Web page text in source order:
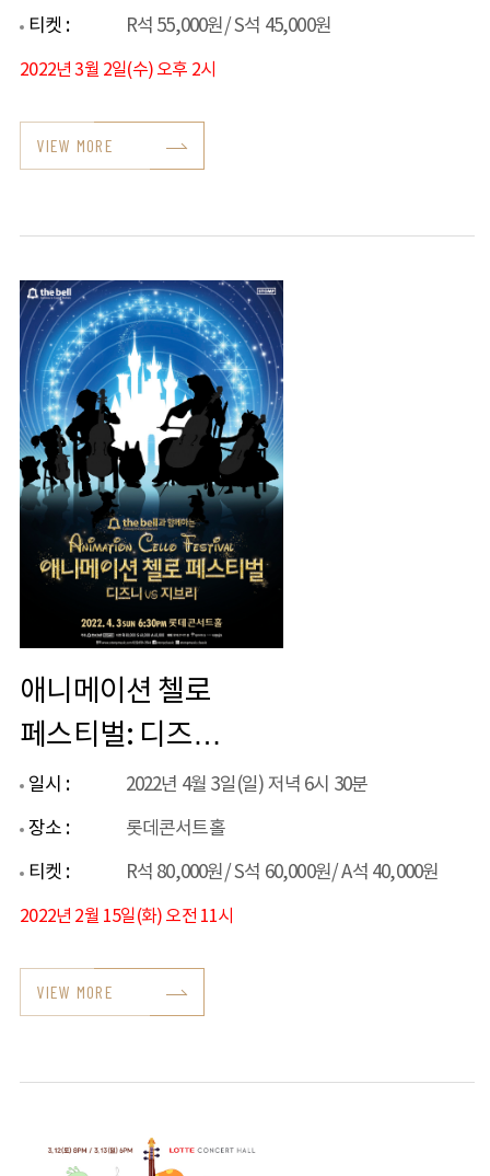
티켓 : R석 55,000원/ S석 45,000원
2022년 3월 2일(수) 오후 2시
VIEW MORE
애니메이션 첼로
페스티벌: 디즈니
VS 지브리
일시 :
2022년 4월 3일(일) 저녁 6시 30분
장소 :
롯데콘서트홀
티켓 :
R석 80,000원/ S석 60,000원/ A석 40,000원
2022년 2월 15일(화) 오전 11시
VIEW MORE